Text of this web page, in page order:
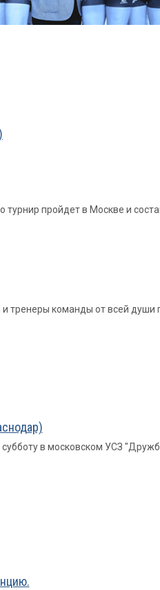
пройдет в Москве и
и тренеры команды от всей
в московском УСЗ